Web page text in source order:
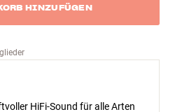
HINZUFÜGEN
HiFi-Sound für alle Arten